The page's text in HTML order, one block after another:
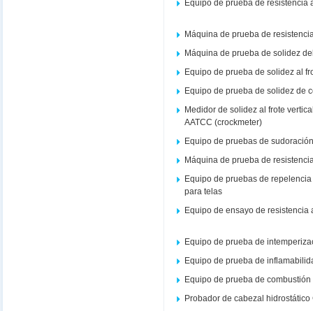
Equipo de prueba de resistencia
Máquina de prueba de
Máquina de prueba de solidez
Equipo de prueba de solidez al
Equipo de prueba de solidez de
Medidor de solidez al frote
AATCC (crockmeter)
Equipo de pruebas de
Máquina de prueba de
Equipo de pruebas de
para telas
Equipo de ensayo de resistencia
Equipo de prueba de
Equipo de prueba de
Equipo de prueba de
Probador de cabezal hidrostático